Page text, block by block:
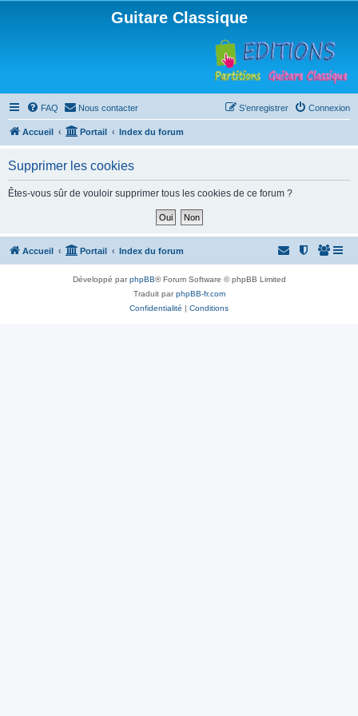
Guitare Classique
FAQ Nous contacter Connexion
S’enregistrer
Accueil Portail Index du forum
Supprimer les cookies
Êtes-vous sûr de vouloir supprimer tous les cookies de ce forum ?
Accueil Portail Index du forum
Développé parphpBB® Forum Software © phpBB Limited
Traduit parphpBB-fr.com
Confidentialité | Conditions